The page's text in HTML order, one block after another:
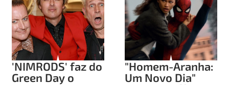
'NIMRODS' faz do
Green Day o
"Homem-Aranha:
Um Novo Dia"